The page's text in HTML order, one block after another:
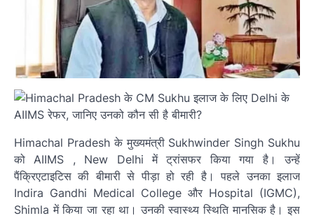
Himachal Pradesh के मुख्यमंत्री Sukhwinder Singh Sukhu
को AIIMS , New Delhi में ट्रांसफर किया गया है। उन्हें
पैंक्रिएटाइटिस की बीमारी से पीड़ा हो रही है। पहले उनका इलाज
Indira Gandhi Medical College और Hospital (IGMC),
Shimla में किया जा रहा था। उनकी स्वास्थ्य स्थिति मानसिक है। इस